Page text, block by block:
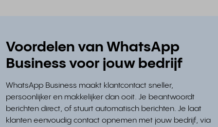
Voordelen van WhatsApp
Business voor jouw bedrijf
WhatsApp Business maakt klantcontact sneller,
persoonlijker en makkelijker dan ooit. Je beantwoordt
berichten direct, of stuurt automatisch berichten. Je laat
klanten eenvoudig contact opnemen met jouw bedrijf, via